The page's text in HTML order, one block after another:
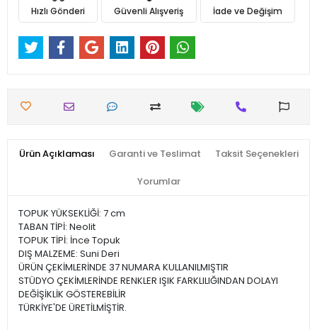
Hızlı Gönderi Güvenli Alışveriş İade ve Değişim
Ürün Açıklaması Garanti ve Teslimat Taksit Seçenekleri
Yorumlar
TOPUK YÜKSEKLİĞİ: 7 cm
TABAN TİPİ: Neolit
TOPUK TİPİ: İnce Topuk
DIŞ MALZEME: Suni Deri
ÜRÜN ÇEKİMLERİNDE 37 NUMARA KULLANILMIŞTIR
STÜDYO ÇEKİMLERİNDE RENKLER IŞIK FARKLILIĞINDAN DOLAYI
DEĞİŞİKLİK GÖSTEREBİLİR
TÜRKİYE'DE ÜRETİLMİŞTİR.